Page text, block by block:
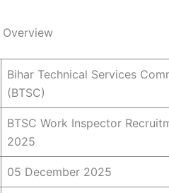
Bihar Technical Services
(BTSC)
BTSC Work Inspector
2025
05 December 2025